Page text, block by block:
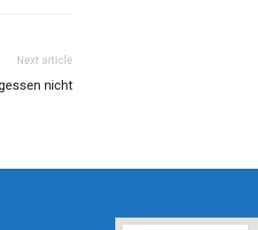
Next article
nicht